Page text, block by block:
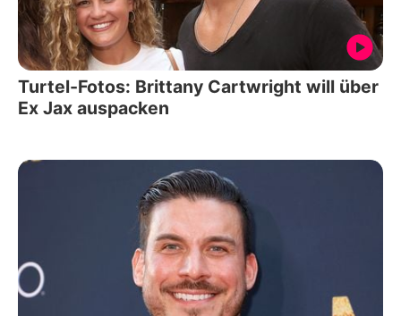
Turtel-Fotos: Brittany Cartwright will über
Ex Jax auspacken